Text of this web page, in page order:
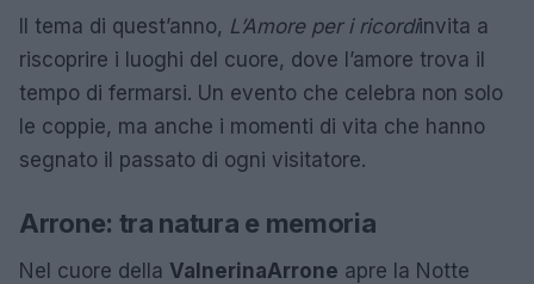
Il tema di quest’anno, L’Amore per i ricordiinvita a
riscoprire i luoghi del cuore, dove l’amore trova il
tempo di fermarsi. Un evento che celebra non solo
le coppie, ma anche i momenti di vita che hanno
segnato il passato di ogni visitatore.
Arrone: tra natura e memoria
Nel cuore della ValnerinaArrone apre la Notte